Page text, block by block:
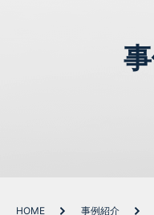
HOME 事例紹介